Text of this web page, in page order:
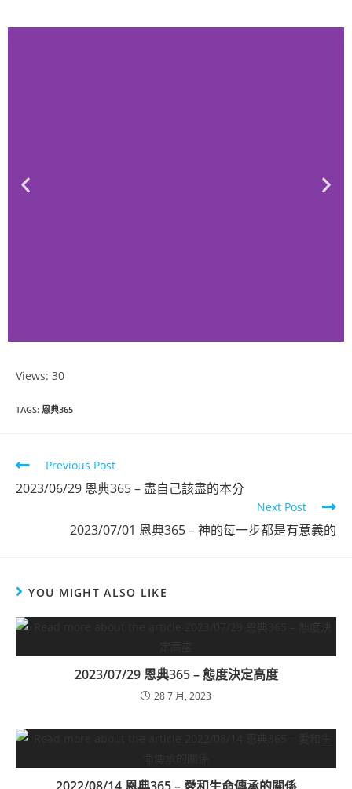
Views: 30
TAGS: 恩典365
Previous Post
2023/06/29 恩典365 – 盡自己該盡的本分
Next Post
2023/07/01 恩典365 – 神的每一步都是有意義的
YOU MIGHT ALSO LIKE
2023/07/29 恩典365 – 態度決定高度
28 7 月, 2023